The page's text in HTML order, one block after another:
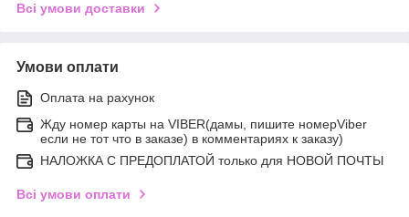
Всі умови доставки
Умови оплати
Оплата на рахунок
Жду номер карты на VIBER(дамы, пишите номерViber
если не тот что в заказе) в комментариях к заказу)
НАЛОЖКА С ПРЕДОПЛАТОЙ только для НОВОЙ ПОЧТЫ
Всі умови оплати